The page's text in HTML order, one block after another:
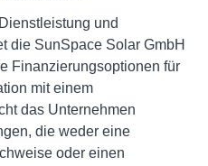
und
die SunSpace Solar GmbH
Finanzierungsoptionen für
mit einem
das Unternehmen
die weder eine
oder einen